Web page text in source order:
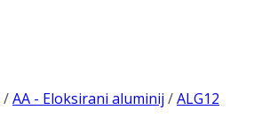
/AA - Eloksirani aluminij /ALG12